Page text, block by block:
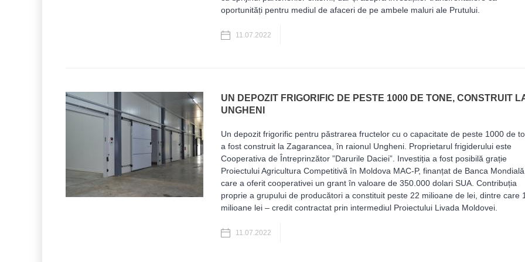
oportunități pentru mediul de afaceri de pe ambele maluri ale Prutului.
11.07.2022
UN DEPOZIT FRIGORIFIC DE PESTE 1000 DE TONE, CONSTRUIT
UNGHENI
Un depozit frigorific pentru păstrarea fructelor cu o capacitate de peste 1000 de
a fost construit la Zagarancea, în raionul Ungheni. Proprietarul frigiderului este
Cooperativa de Întreprinzător ”Darurile Daciei”. Investiția a fost posibilă grație
Proiectului Agricultura Competitivă în Moldova MAC-P, finanțat de Banca Mondială,
care a oferit cooperativei un grant în valoare de 350.000 dolari SUA. Contribuția
proprie a grupului de producători a constituit peste 22 milioane de lei, dintre care
milioane lei – credit contractat prin intermediul Proiectului Livada Moldovei.
11.07.2022